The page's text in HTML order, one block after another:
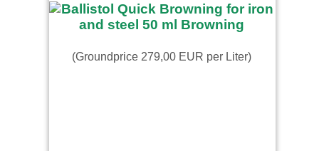
(Groundprice 279,00 EUR per Liter)